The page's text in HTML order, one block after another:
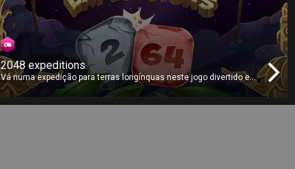
2048 expeditions
Vá numa expedição para terras longínquas neste jogo divertido e
viciante, juntando peças até encontrar a famosa peça 2048! Será